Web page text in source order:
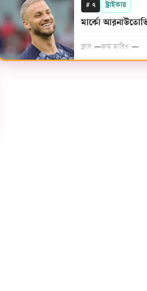
# ৭ স্ট্রাইকার
মার্কো
ক্লাব:—জন্ম তারিখ:—